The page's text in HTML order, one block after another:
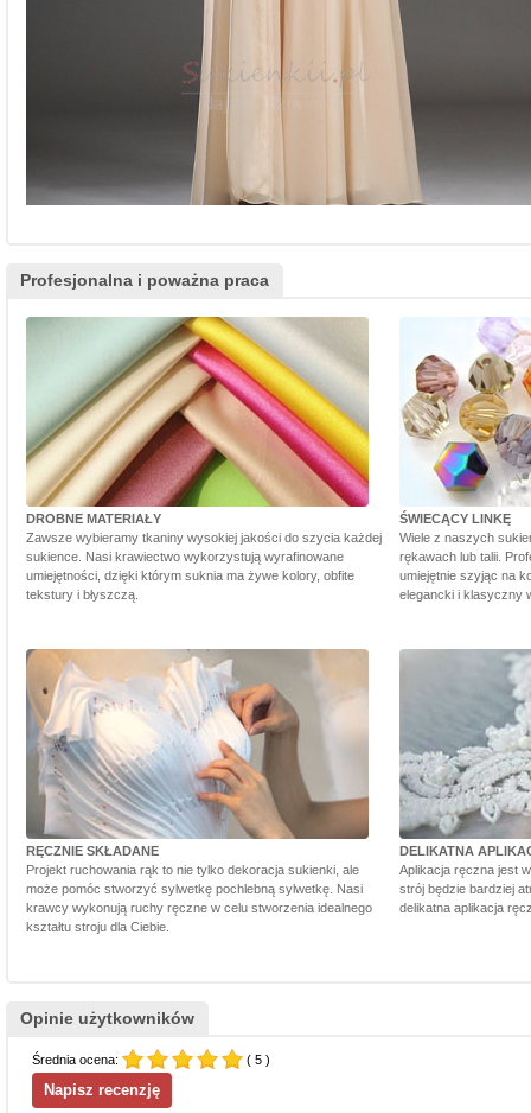
Profesjonalna i poważna praca
DROBNE MATERIAŁY
Zawsze wybieramy tkaniny wysokiej jakości do szycia każdej
sukience. Nasi krawiectwo wykorzystują wyrafinowane
umiejętności, dzięki którym suknia ma żywe kolory, obfite
tekstury i błyszczą.
ŚWIECĄCY LINKĘ
Wiele z naszych
rękawach lub talii.
umiejętnie szyjąc na
elegancki i klasyczny
RĘCZNIE SKŁADANE
Projekt ruchowania rąk to nie tylko dekoracja sukienki, ale
może pomóc stworzyć sylwetkę pochlebną sylwetkę. Nasi
krawcy wykonują ruchy ręczne w celu stworzenia idealnego
kształtu stroju dla Ciebie.
DELIKATNA
Aplikacja ręczna jest
strój będzie bardziej
delikatna aplikacja
Opinie użytkowników
Średnia ocena: ( 5 )